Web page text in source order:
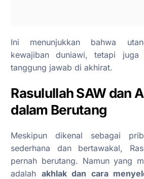
Ini menunjukkan bahwa
kewajiban duniawi, tetapi juga
tanggung jawab di akhirat.
Rasulullah SAW dan
dalam Berutang
Meskipun dikenal sebagai
sederhana dan bertawakal,
pernah berutang. Namun yang
adalah akhlak dan cara